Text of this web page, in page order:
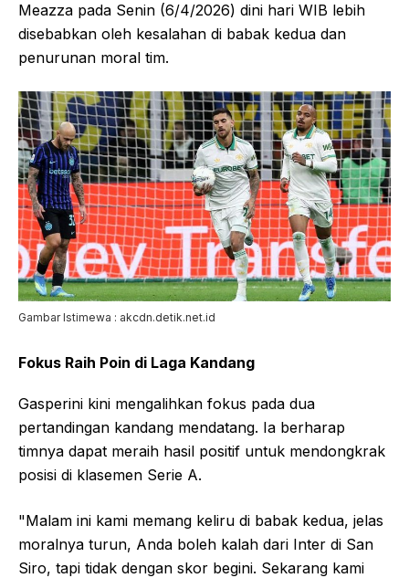
Meazza pada Senin (6/4/2026) dini hari WIB lebih
disebabkan oleh kesalahan di babak kedua dan
penurunan moral tim.
Gambar Istimewa : akcdn.detik.net.id
Fokus Raih Poin di Laga Kandang
Gasperini kini mengalihkan fokus pada dua
pertandingan kandang mendatang. Ia berharap
timnya dapat meraih hasil positif untuk mendongkrak
posisi di klasemen Serie A.
"Malam ini kami memang keliru di babak kedua, jelas
moralnya turun, Anda boleh kalah dari Inter di San
Siro, tapi tidak dengan skor begini. Sekarang kami